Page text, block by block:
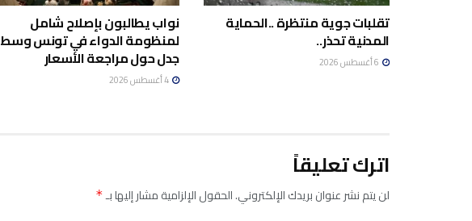
تقلبات جوية منتظرة ..الحماية
المدنية تحذر..
نواب يطالبون بإصلاح شامل
لمنظومة الدواء في تونس وسط
جدل حول مراجعة الأسعار
اترك تعليقاً
لن يتم نشر عنوان بريدك الإلكتروني.الحقول الإلزامية مشار إليها بـ*